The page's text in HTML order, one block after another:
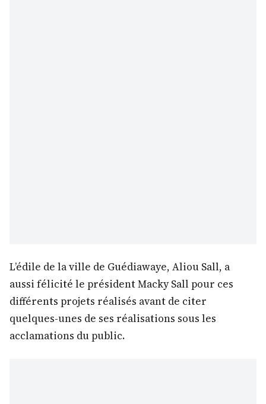
L’édile de la ville de Guédiawaye, Aliou Sall, a
aussi félicité le président Macky Sall pour ces
différents projets réalisés avant de citer
quelques-unes de ses réalisations sous les
acclamations du public.